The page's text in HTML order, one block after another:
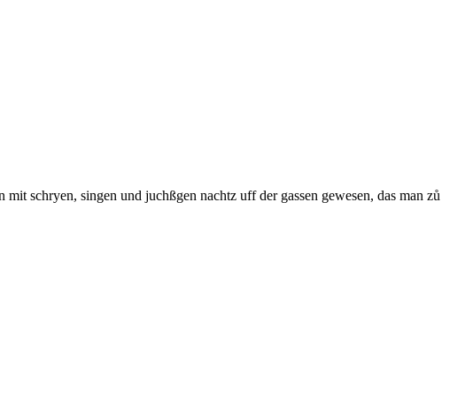
schryen, singen und juchßgen nachtz uff der gassen gewesen, das man zů